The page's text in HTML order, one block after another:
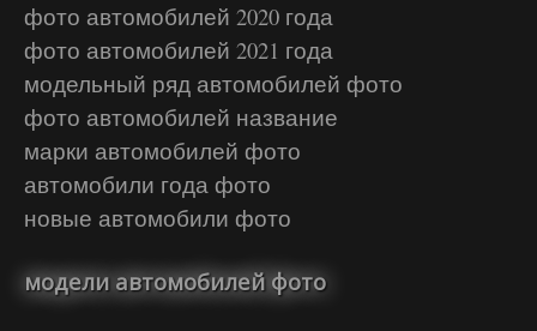
фото автомобилей 2020 года
фото автомобилей 2021 года
модельный ряд автомобилей фото
фото автомобилей название
марки автомобилей фото
автомобили года фото
новые автомобили фото
модели автомобилей фото